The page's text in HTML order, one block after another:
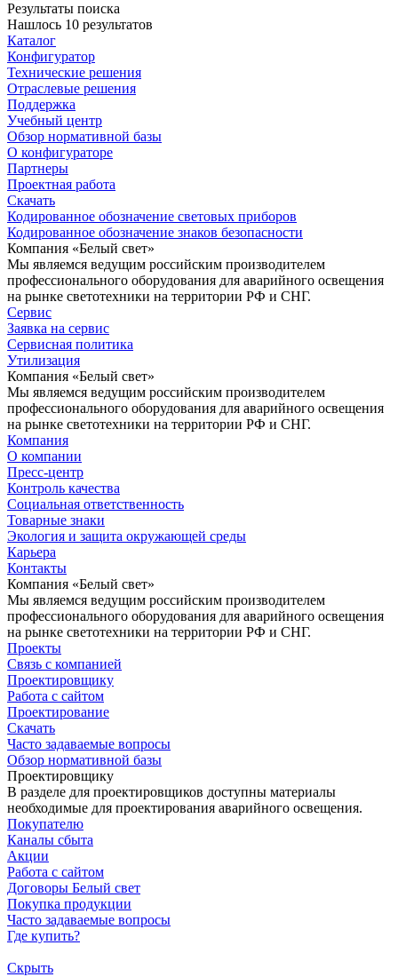
Результаты поиска
Нашлось 10 результатов
Каталог
Конфигуратор
Технические решения
Отраслевые решения
Поддержка
Учебный центр
Обзор нормативной базы
О конфигураторе
Партнеры
Проектная работа
Скачать
Кодированное обозначение световых приборов
Кодированное обозначение знаков безопасности
Компания «Белый свет»
Мы являемся ведущим российским производителем
профессионального оборудования для аварийного освещения
на рынке светотехники на территории РФ и СНГ.
Сервис
Заявка на сервис
Сервисная политика
Утилизация
Компания «Белый свет»
Мы являемся ведущим российским производителем
профессионального оборудования для аварийного освещения
на рынке светотехники на территории РФ и СНГ.
Компания
О компании
Пресс-центр
Контроль качества
Социальная ответственность
Товарные знаки
Экология и защита окружающей среды
Карьера
Контакты
Компания «Белый свет»
Мы являемся ведущим российским производителем
профессионального оборудования для аварийного освещения
на рынке светотехники на территории РФ и СНГ.
Проекты
Связь с компанией
Проектировщику
Работа с сайтом
Проектирование
Скачать
Часто задаваемые вопросы
Обзор нормативной базы
Проектировщику
В разделе для проектировщиков доступны материалы
необходимые для проектирования аварийного освещения.
Покупателю
Каналы сбыта
Акции
Работа с сайтом
Договоры Белый свет
Покупка продукции
Часто задаваемые вопросы
Где купить?
Скрыть